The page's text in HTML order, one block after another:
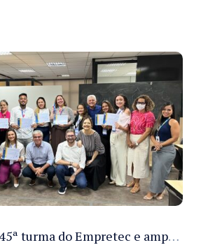
Manaus forma 345ª turma do Empretec e amplia qualificação de empreendedores na cidade